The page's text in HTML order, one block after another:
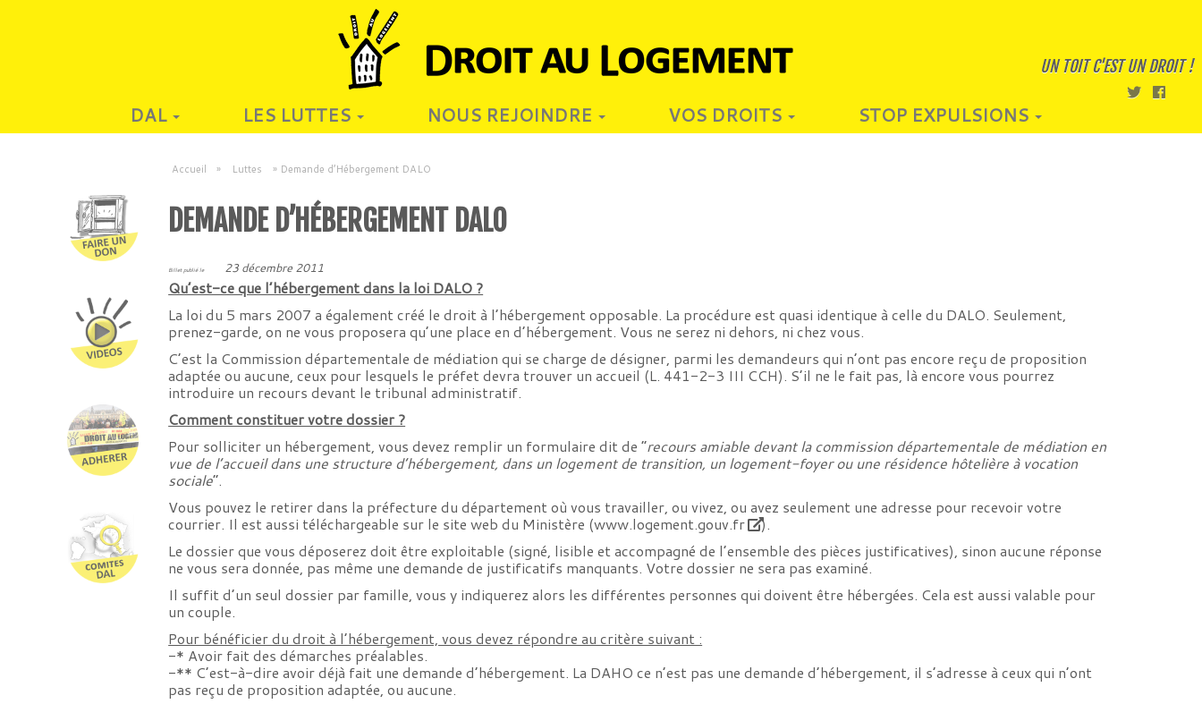
UN TOIT C'EST UN DROIT !
DAL LES LUTTES NOUS REJOINDRE VOS DROITS STOP EXPULSIONS
Accueil » Luttes » Demande d’Hébergement DALO
DEMANDE D’HÉBERGEMENT DALO
Billet publié le 23 décembre 2011
Qu’est-ce que l’hébergement dans la loi DALO ?
La loi du 5 mars 2007 a également créé le droit à l’hébergement opposable. La procédure est quasi identique à celle du DALO. Seulement,
prenez-garde, on ne vous proposera qu’une place en d’hébergement. Vous ne serez ni dehors, ni chez vous.
C’est la Commission départementale de médiation qui se charge de désigner, parmi les demandeurs qui n’ont pas encore reçu de proposition
adaptée ou aucune, ceux pour lesquels le préfet devra trouver un accueil (L. 441-2-3 III CCH). S’il ne le fait pas, là encore vous pourrez
introduire un recours devant le tribunal administratif.
Comment constituer votre dossier ?
Pour solliciter un hébergement, vous devez remplir un formulaire dit de “recours amiable devant la commission départementale de médiation en
vue de l’accueil dans une structure d’hébergement, dans un logement de transition, un logement-foyer ou une résidence hôtelière à vocation
sociale“.
Vous pouvez le retirer dans la préfecture du département où vous travailler, ou vivez, ou avez seulement une adresse pour recevoir votre
courrier. Il est aussi téléchargeable sur le site web du Ministère (www.logement.gouv.fr
).
Le dossier que vous déposerez doit être exploitable (signé, lisible et accompagné de l’ensemble des pièces justificatives), sinon aucune réponse
ne vous sera donnée, pas même une demande de justificatifs manquants. Votre dossier ne sera pas examiné.
Il suffit d’un seul dossier par famille, vous y indiquerez alors les différentes personnes qui doivent être hébergées. Cela est aussi valable pour
un couple.
Pour bénéficier du droit à l’hébergement, vous devez répondre au critère suivant :
-* Avoir fait des démarches préalables.
-** C’est-à-dire avoir déjà fait une demande d’hébergement. La DAHO ce n’est pas une demande d’hébergement, il s’adresse à ceux qui n’ont
pas reçu de proposition adaptée, ou aucune.